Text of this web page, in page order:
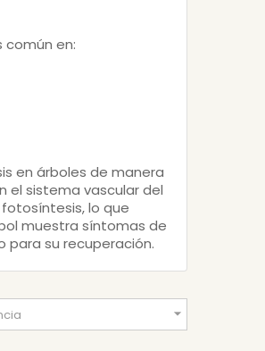
común en:
en árboles de manera
el sistema vascular del
lo que
muestra síntomas de
para su recuperación.
